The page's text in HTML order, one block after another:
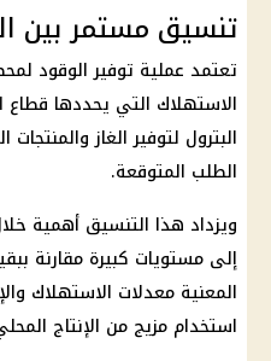
تنسيق مستمر بين
تعتمد عملية توفير الوقود
الاستهلاك التي يحددها قطاع
البترول لتوفير الغاز
الطلب المتوقعة.
ويزداد هذا التنسيق أهمية
إلى مستويات كبيرة مقارنة
المعنية معدلات الاستهلاك
استخدام مزيج من الإنتاج